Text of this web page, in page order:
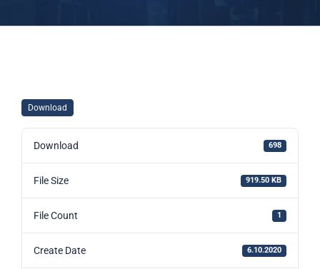
Download
Download 698
File Size 919.50 KB
File Count 1
Create Date 6.10.2020